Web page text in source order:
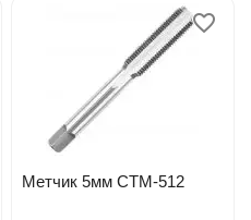
Метчик 5мм СТМ-512